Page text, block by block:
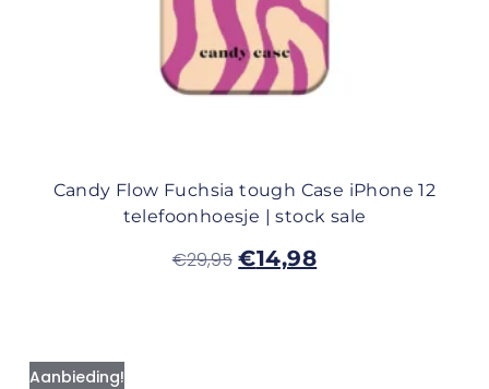
Candy Flow Fuchsia tough Case iPhone 12
telefoonhoesje | stock sale
€29,95 €14,98
Aanbieding!